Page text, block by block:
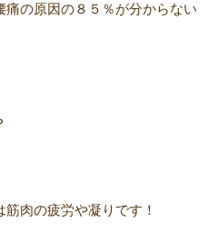
痛の原因の８５％が分からない
肉の疲労や凝りです！